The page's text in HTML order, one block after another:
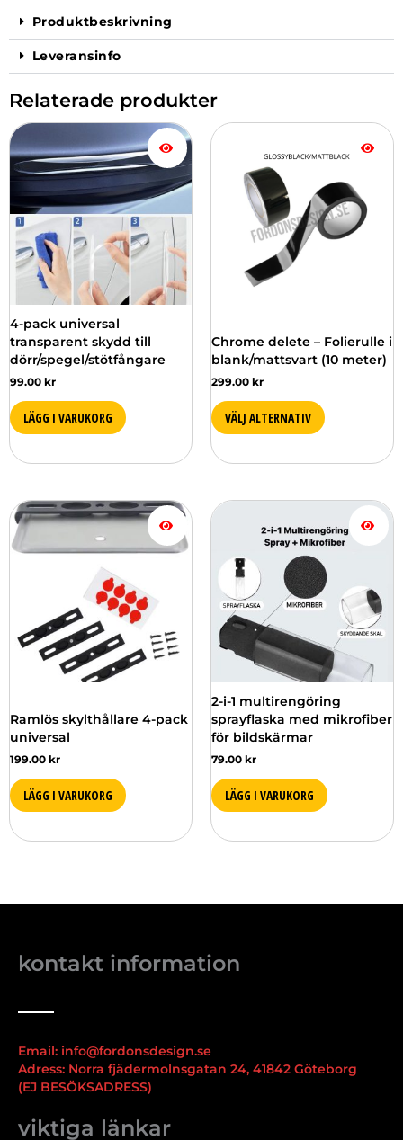
Produktbeskrivning
Leveransinfo
Relaterade produkter
4-pack universal
transparent skydd till
dörr/spegel/stötfångare
99.00 kr
LÄGG I VARUKORG
Chrome delete – Folierulle i
blank/mattsvart (10 meter)
299.00 kr
VÄLJ ALTERNATIV
Den
produkten
varianter.
alternativen
produktsidan
Ramlös skylthållare 4-pack
universal
199.00 kr
LÄGG I VARUKORG
2-i-1 multirengöring
sprayflaska med mikrofiber
för bildskärmar
79.00 kr
LÄGG I VARUKORG
kontakt information
Email: info@fordonsdesign.se
Adress: Norra fjädermolnsgatan 24, 41842 Göteborg
(EJ BESÖKSADRESS)
viktiga länkar